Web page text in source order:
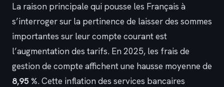
La raison principale qui pousse les Français à
s’interroger sur la pertinence de laisser des sommes
importantes sur leur compte courant est
l’augmentation des tarifs. En 2025, les frais de
gestion de compte affichent une hausse moyenne de
8,95 %. Cette inflation des services bancaires